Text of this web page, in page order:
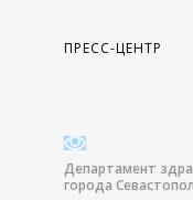
ПРЕСС-ЦЕНТР
Департамент
города
КОНТАКТЫ